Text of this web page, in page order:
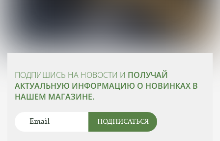
ПОДПИШИСЬ НА НОВОСТИ И ПОЛУЧАЙ
АКТУАЛЬНУЮ ИНФОРМАЦИЮ О НОВИНКАХ В
НАШЕМ МАГАЗИНЕ.
ПОДПИСАТЬСЯ